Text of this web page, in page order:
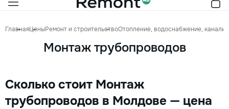
ГлавнаяЦеныРемонт и строительствоОтопление, водоснабжение,
Монтаж трубопроводов
Сколько стоит Монтаж
трубопроводов в Молдове — цена